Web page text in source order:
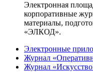
Электронная
корпоративные
материалы,
«ЭЛКОД».
Электронные
Журнал
Журнал «Искусство